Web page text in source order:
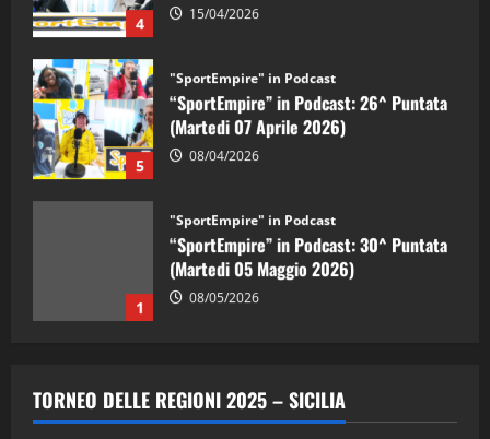
4 15/04/2026
5
"SportEmpire" in Podcast
“SportEmpire” in Podcast: 26^ Puntata
(Martedi 07 Aprile 2026)
08/04/2026
1
"SportEmpire" in Podcast
“SportEmpire” in Podcast: 30^ Puntata
(Martedi 05 Maggio 2026)
08/05/2026
“SportEmpire” in Podcast: 29^ Puntata
(Martedi 28 Aprile 2026)
TORNEO DELLE REGIONI 2025 – SICILIA